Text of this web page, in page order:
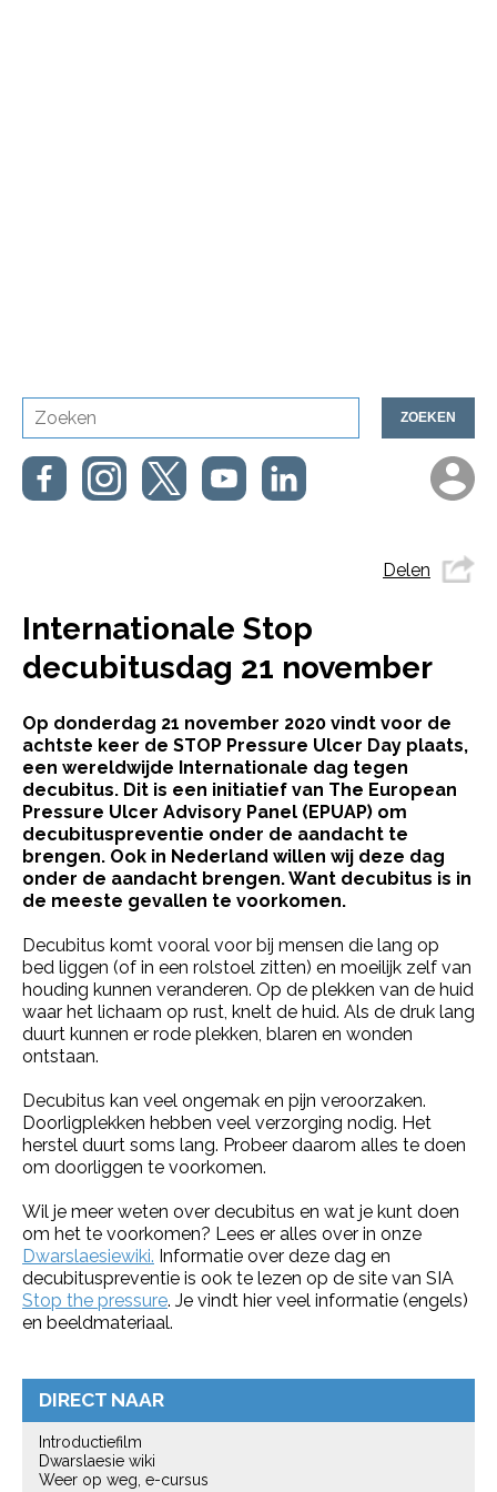
ZOEKEN
Delen
Internationale Stop
decubitusdag 21 november
Op donderdag 21 november 2020 vindt voor de
achtste keer de STOP Pressure Ulcer Day plaats,
een wereldwijde Internationale dag tegen
decubitus. Dit is een initiatief van The European
Pressure Ulcer Advisory Panel (EPUAP) om
decubituspreventie onder de aandacht te
brengen. Ook in Nederland willen wij deze dag
onder de aandacht brengen. Want decubitus is in
de meeste gevallen te voorkomen.
Decubitus komt vooral voor bij mensen die lang op
bed liggen (of in een rolstoel zitten) en moeilijk zelf van
houding kunnen veranderen. Op de plekken van de huid
waar het lichaam op rust, knelt de huid. Als de druk lang
duurt kunnen er rode plekken, blaren en wonden
ontstaan.
Decubitus kan veel ongemak en pijn veroorzaken.
Doorligplekken hebben veel verzorging nodig. Het
herstel duurt soms lang. Probeer daarom alles te doen
om doorliggen te voorkomen.
Wil je meer weten over decubitus en wat je kunt doen
om het te voorkomen? Lees er alles over in onze
Dwarslaesiewiki. Informatie over deze dag en
decubituspreventie is ook te lezen op de site van SIA
Stop the pressure. Je vindt hier veel informatie (engels)
en beeldmateriaal.
DIRECT NAAR
Introductiefilm
Dwarslaesie wiki
Weer op weg, e-cursus